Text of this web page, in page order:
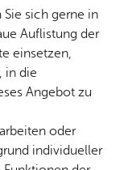
Bil­der
Orts­
plan
Aus­bil­
dung
& of­fe­
Uhr
ein.
sich gerne in
Auflistung der
einsetzen,
in die
Angebot zu
oder
individueller